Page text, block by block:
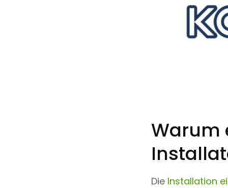
Warum
Die Installation